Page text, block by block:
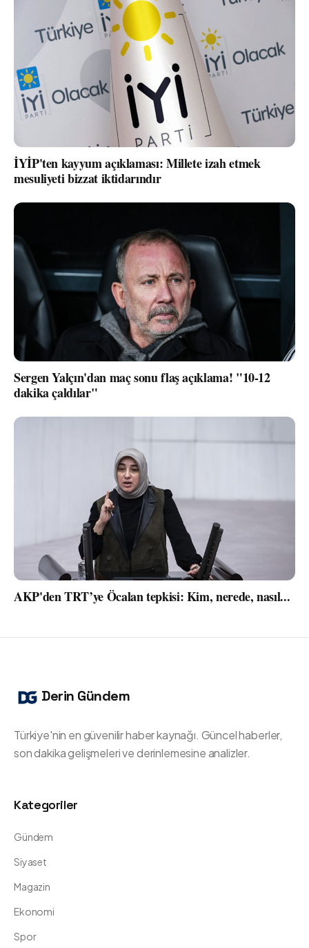
İYİP'ten kayyum açıklaması: Millete izah etmek
mesuliyeti bizzat iktidarındır
Sergen Yalçın'dan maç sonu flaş açıklama! "10-12
dakika çaldılar"
AKP'den TRT’ye Öcalan tepkisi: Kim, nerede, nasıl...
Derin Gündem
Türkiye'nin en güvenilir haber kaynağı. Güncel haberler,
son dakika gelişmeleri ve derinlemesine analizler.
Kategoriler
Gündem
Siyaset
Magazin
Ekonomi
Spor